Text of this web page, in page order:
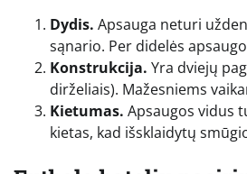
Dydis. Apsauga neturi
sąnario. Per didelės
Konstrukcija. Yra dviejų
dirželiais). Mažesniems
Kietumas. Apsaugos vidus
kietas, kad išsklaidytų